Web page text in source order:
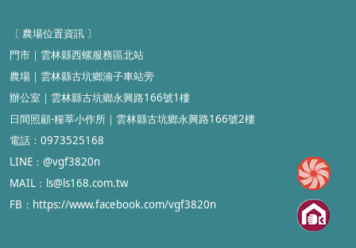
〔 農場位置資訊 〕
門市 ｜雲林縣西螺服務區北站
農場 ｜ 雲林縣古坑鄉湳子車站旁
辦公室 ｜ 雲林縣古坑鄉永興路166號1樓
日間照顧-糧莘小作所 ｜雲林縣古坑鄉永興路166號2樓
電話：0973525168
LINE：@vgf3820n
MAIL ：ls@ls168.com.tw
FB：https://www.facebook.com/vgf3820n